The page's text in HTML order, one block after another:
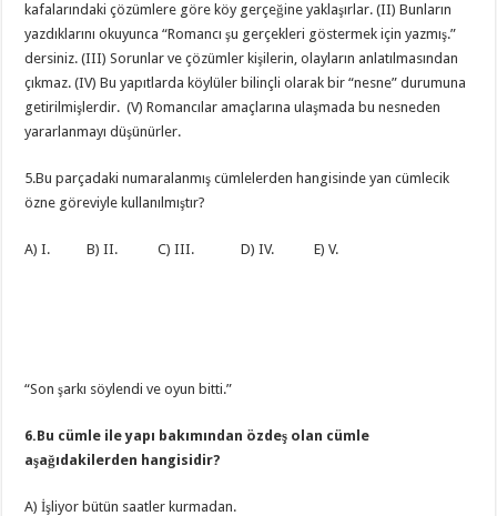
kafalarındaki çözümlere göre köy gerçeğine yaklaşırlar. (II) Bunların
yazdıklarını okuyunca “Romancı şu gerçekleri göstermek için yazmış.”
dersiniz. (III) Sorunlar ve çözümler kişilerin, olayların anlatılmasından
çıkmaz. (IV) Bu yapıtlarda köylüler bilinçli olarak bir “nesne” durumuna
getirilmişlerdir. (V) Romancılar amaçlarına ulaşmada bu nesneden
yararlanmayı düşünürler.
5.Bu parçadaki numaralanmış cümlelerden hangisinde yan cümlecik
özne göreviyle kullanılmıştır?
A) I. B) II. C) III. D) IV. E) V.
“Son şarkı söylendi ve oyun bitti.”
6.Bu cümle ile yapı bakımından özdeş olan cümle
aşağıdakilerden hangisidir?
A) İşliyor bütün saatler kurmadan.